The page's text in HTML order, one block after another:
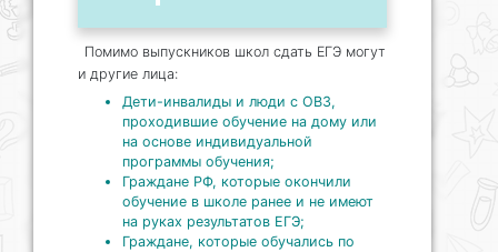
Помимо выпускников школ сдать ЕГЭ могут
и другие лица:
Дети-инвалиды и люди с ОВЗ,
проходившие обучение на дому или
на основе индивидуальной
программы обучения;
Граждане РФ, которые окончили
обучение в школе ранее и не имеют
на руках результатов ЕГЭ;
Граждане, которые обучались по